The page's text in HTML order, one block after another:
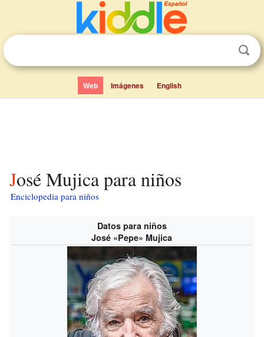
Web Imágenes English
José Mujica para niños
Enciclopedia para niños
Datos para niños
José «Pepe» Mujica